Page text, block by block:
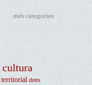
més categories
cultura
territorial drets